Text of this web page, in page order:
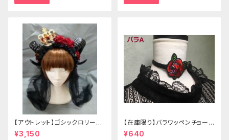
【アウトレット】ゴシックロリータ
ゴールドクラウン＆ホーン(ヴェ
ール付き)
¥3,150
【在庫限り】バラワッペンチョーカ
ー
¥640